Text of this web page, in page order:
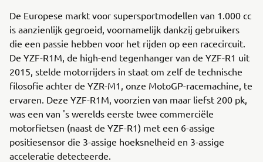
De Europese markt voor supersportmodellen van 1.000 cc
is aanzienlijk gegroeid, voornamelijk dankzij gebruikers
die een passie hebben voor het rijden op een racecircuit.
De YZF-R1M, de high-end tegenhanger van de YZF-R1 uit
2015, stelde motorrijders in staat om zelf de technische
filosofie achter de YZR-M1, onze MotoGP-racemachine, te
ervaren. Deze YZF-R1M, voorzien van maar liefst 200 pk,
was een van 's werelds eerste twee commerciële
motorfietsen (naast de YZF-R1) met een 6-assige
positiesensor die 3-assige hoeksnelheid en 3-assige
acceleratie detecteerde.